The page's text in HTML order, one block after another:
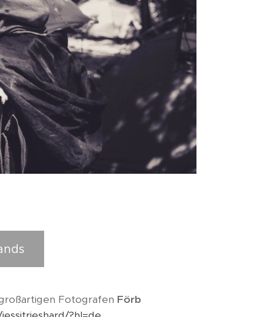
Fotografen Förb